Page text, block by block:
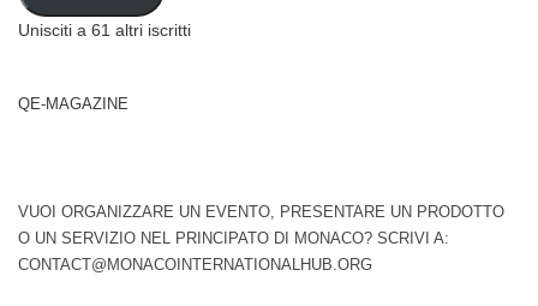
Unisciti a 61 altri iscritti
QE-MAGAZINE
VUOI ORGANIZZARE UN EVENTO, PRESENTARE UN PRODOTTO
O UN SERVIZIO NEL PRINCIPATO DI MONACO? SCRIVI A:
CONTACT@MONACOINTERNATIONALHUB.ORG